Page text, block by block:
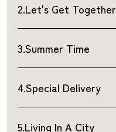
2.Let's Get Together
3.Summer Time
4.Special Delivery
5.Living In A City